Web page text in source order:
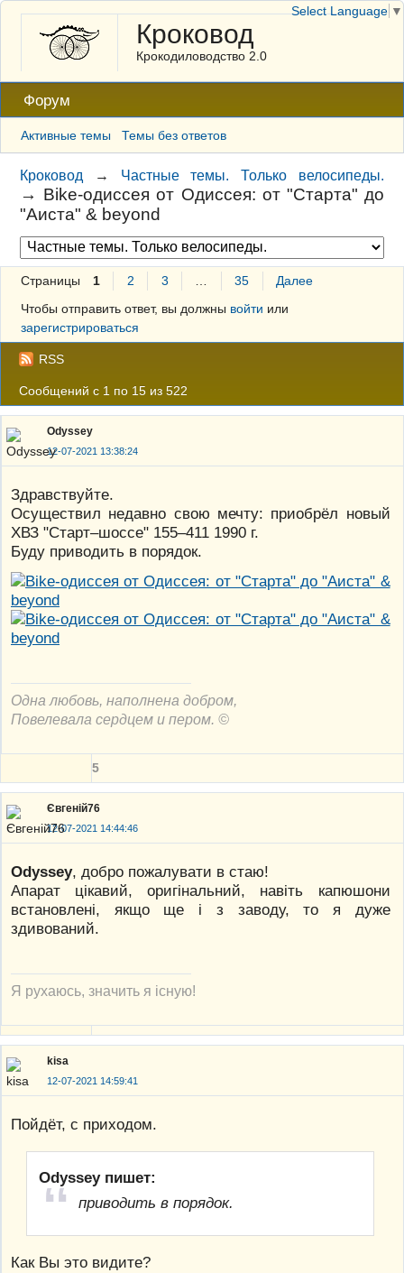
Кроковод
Крокодиловодство 2.0
Форум
Активные темы Темы без ответов
Кроковод → Частные темы. Только велосипеды.
→ Bike-oдиссея от Одиссея: от "Старта" до
"Аиста" & beyond
Страницы 1 2 3 35
Далее
Чтобы отправить ответ, вы должны войти или
зарегистрироваться
RSS
Сообщений с 1 по 15 из 522
Odyssey
12-07-2021 13:38:24
Здравствуйте.
Осуществил недавно свою мечту: приобрёл новый
ХВЗ "Старт–шоссе" 155–411 1990 г.
Буду приводить в порядок.
Одна любовь, наполнена добром,
Повелевала сердцем и пером. ©
5
Євгеній76
12-07-2021 14:44:46
Odyssey, добро пожалувати в стаю!
Апарат цікавий, оригінальний, навіть капюшони
встановлені, якщо ще і з заводу, то я дуже
здивований.
Я рухаюсь, значить я існую!
kisa
12-07-2021 14:59:41
Пойдёт, с приходом.
Odyssey пишет:
приводить в порядок.
Как Вы это видите?
Select Language ▼